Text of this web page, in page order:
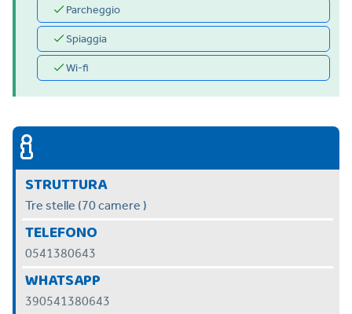
Parcheggio
Spiaggia
Wi-fi
STRUTTURA
Tre stelle (70 camere )
TELEFONO
0541380643
WHATSAPP
390541380643